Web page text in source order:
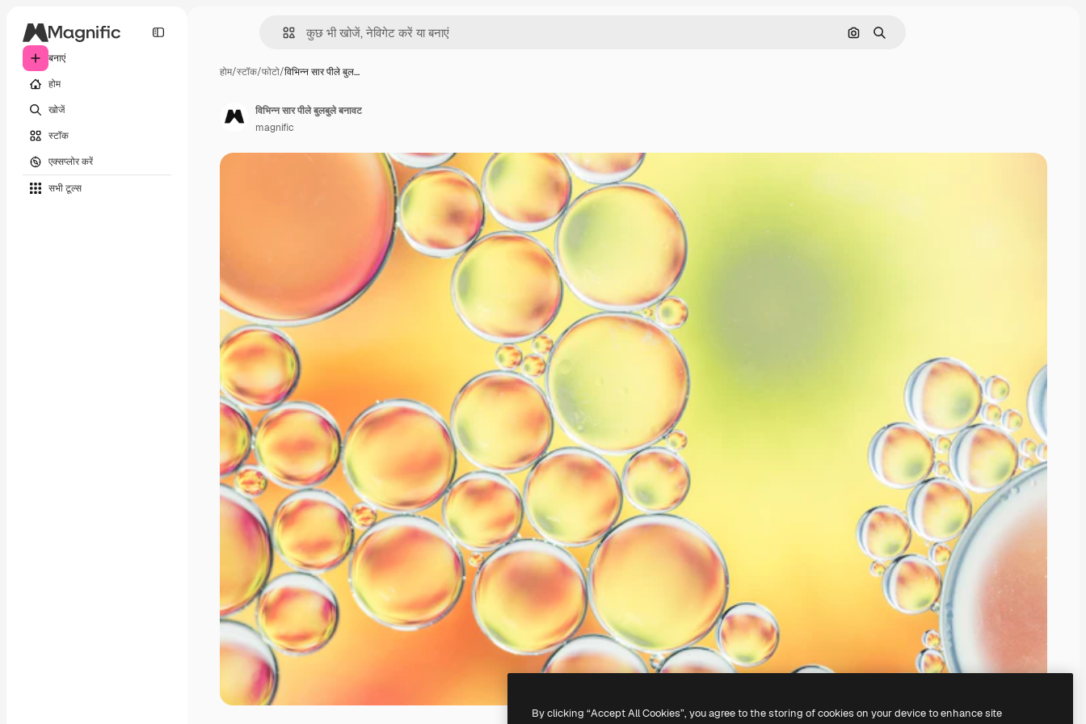
बनाएं
होम
खोजें
स्टॉक
एक्सप्लोर करें
सभी टूल्‍स
इमेज से खोजें
खोजें
होम/स्टॉक/फोटो/विभिन्न सार पीले बुल…
विभिन्न सार पीले बुलबुले बनावट
magnific
By clicking “Accept All Cookies”, you agree to the storing of cookies on your device to enhance site